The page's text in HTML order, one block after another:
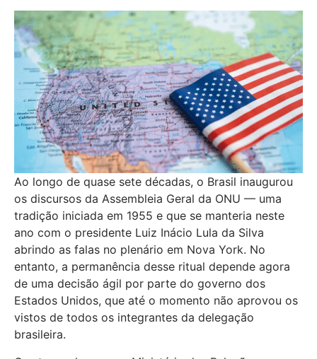
Ao longo de quase sete décadas, o Brasil inaugurou
os discursos da Assembleia Geral da ONU — uma
tradição iniciada em 1955 e que se manteria neste
ano com o presidente Luiz Inácio Lula da Silva
abrindo as falas no plenário em Nova York. No
entanto, a permanência desse ritual depende agora
de uma decisão ágil por parte do governo dos
Estados Unidos, que até o momento não aprovou os
vistos de todos os integrantes da delegação
brasileira.